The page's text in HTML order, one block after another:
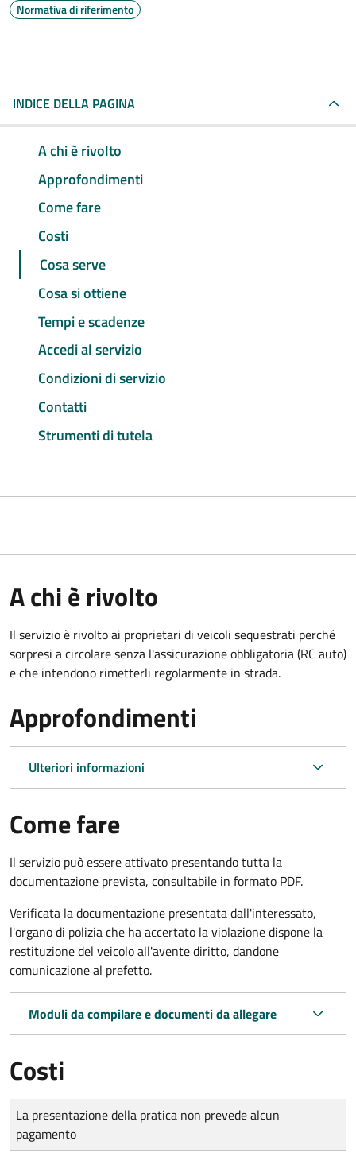
Normativa di riferimento
INDICE DELLA PAGINA
A chi è rivolto
Approfondimenti
Come fare
Costi
Cosa serve
Cosa si ottiene
Tempi e scadenze
Accedi al servizio
Condizioni di servizio
Contatti
Strumenti di tutela
A chi è rivolto
Il servizio è rivolto ai proprietari di veicoli sequestrati perché
sorpresi a circolare senza l'assicurazione obbligatoria (RC auto)
e che intendono rimetterli regolarmente in strada.
Approfondimenti
Ulteriori informazioni
Come fare
Il servizio può essere attivato presentando tutta la
documentazione prevista, consultabile in formato PDF.
Verificata la documentazione presentata dall'interessato,
l'organo di polizia che ha accertato la violazione dispone la
restituzione del veicolo all'avente diritto, dandone
comunicazione al prefetto.
Moduli da compilare e documenti da allegare
Costi
Tipo di pagamento
Importo
La presentazione della pratica non prevede alcun
pagamento